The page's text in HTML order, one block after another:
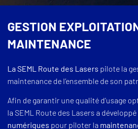
GESTION
MAINTENANCE
La SEML Route des Lasers pilote la
maintenance de l’ensemble de son
Afin de garantir une qualité d’usage
la SEML Route des Lasers a développé
numériques pour piloter la